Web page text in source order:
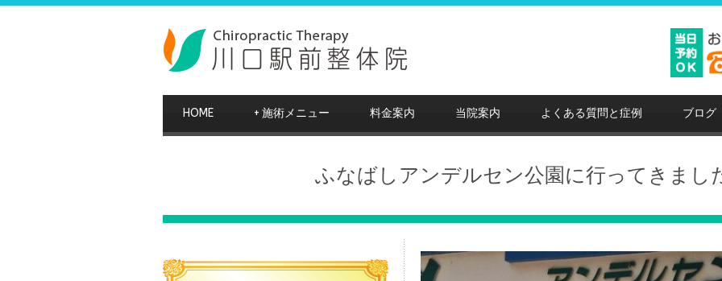
HOME 施術メニュー
+ 料金案内 当院案内 よくある質問と症例 ブログ
ふなばしアンデルセン公園に行ってきまし